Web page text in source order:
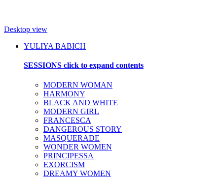
Desktop view
YULIYA BABICH
SESSIONS click to expand contents
MODERN WOMAN
HARMONY
BLACK AND WHITE
MODERN GIRL
FRANCESCA
DANGEROUS STORY
MASQUERADE
WONDER WOMEN
PRINCIPESSA
EXORCISM
DREAMY WOMEN